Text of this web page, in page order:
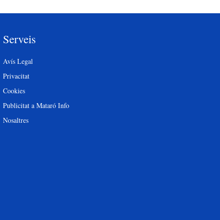
Serveis
Avís Legal
Privacitat
Cookies
Publicitat a Mataró Info
Nosaltres